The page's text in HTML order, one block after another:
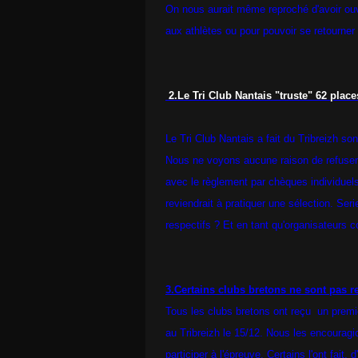
On nous aurait même reproché d'avoir
aux athlètes ou pour pouvoir se
2.Le Tri Club Nantais "truste" 62
Le Tri Club Nantais a fait du Tribreizh
Nous ne voyons aucune raison de
avec le règlement par chèques
reviendrait à pratiquer une sélection.
respectifs ? Et en tant qu'organisateurs
3.Certains clubs bretons ne sont pas
Tous les clubs bretons ont reçu un
au Tribreizh le 15/12. Nous les
participer à l'épreuve. Certains l'ont fait,